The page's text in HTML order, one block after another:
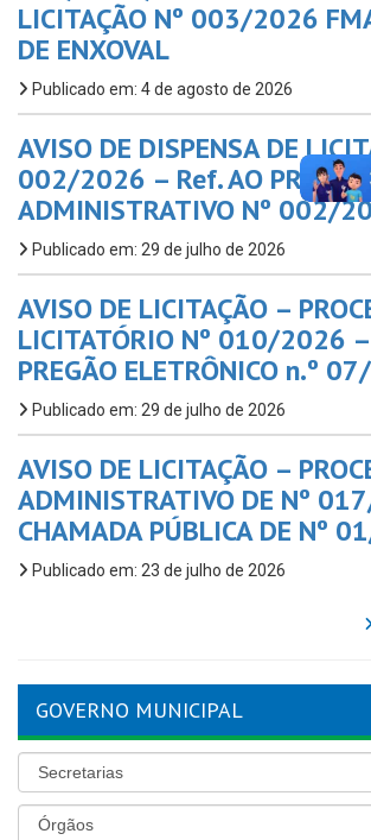
LICITAÇÃO Nº 003/2026
DE ENXOVAL
Publicado em: 4 de agosto de 2026
AVISO DE DISPENSA DE
002/2026 – Ref. AO PROC.
ADMINISTRATIVO Nº 002/
Publicado em: 29 de julho de 2026
AVISO DE LICITAÇÃO –
LICITATÓRIO Nº 010/2026 –
PREGÃO ELETRÔNICO n.º
Publicado em: 29 de julho de 2026
AVISO DE LICITAÇÃO –
ADMINISTRATIVO DE Nº
CHAMADA PÚBLICA DE Nº
Publicado em: 23 de julho de 2026
GOVERNO MUNICIPAL